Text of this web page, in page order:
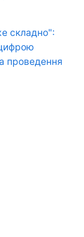
складно":
проведення